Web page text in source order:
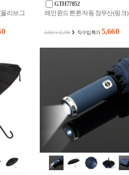
리브그
GTH77852
레인윈드 튼튼 자동 장우산(핑크)
소매가 12,450 직수입특가5,660